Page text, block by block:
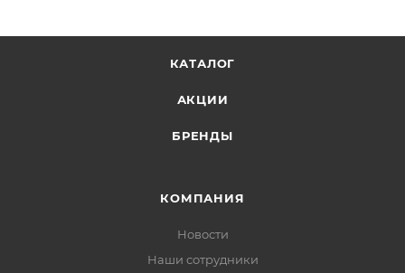
КАТАЛОГ
АКЦИИ
БРЕНДЫ
КОМПАНИЯ
Новости
Наши сотрудники